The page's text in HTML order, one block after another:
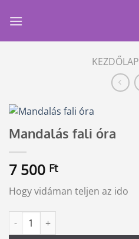
KEZDŐLAP
Mandalás fali óra
7 500 Ft
Hogy vidáman teljen az ido
Mandalás fali óra mennyiség
Alternative: